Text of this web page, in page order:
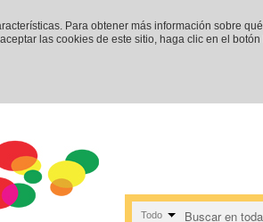
Para obtener más información sobre
las cookies de este sitio, haga clic en el
Todo